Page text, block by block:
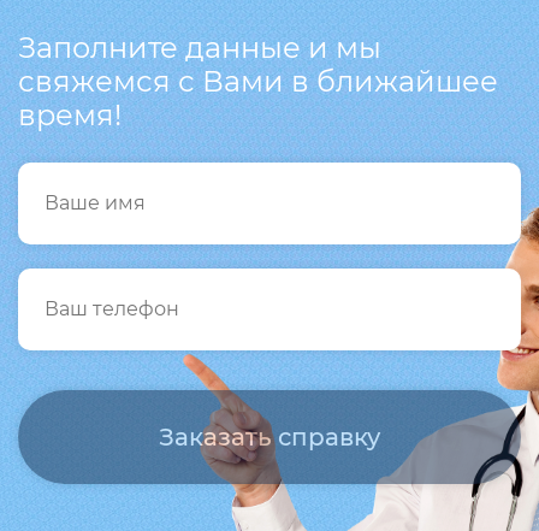
Заполните данные и мы
свяжемся с Вами в ближайшее
время!